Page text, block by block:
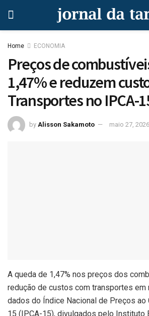
Home ECONOMIA
Preços de
1,47% e reduzem
Transportes no IPCA-
by Alisson Sakamoto maio 27, 2026
A queda de 1,47% nos preços dos
redução de custos com transportes em
dados do Índice Nacional de Preços ao
15 (IPCA-15), divulgados pelo Instituto